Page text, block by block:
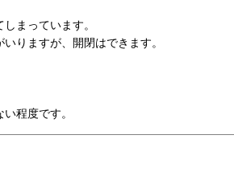
まっています。
りますが、開閉はできます。
程度です。